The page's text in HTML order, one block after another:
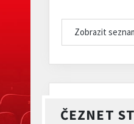
Zobrazit
ČEZNET